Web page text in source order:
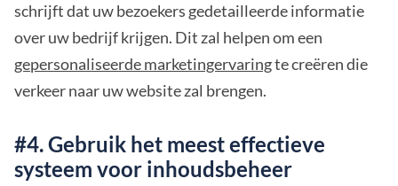
schrijft dat uw bezoekers gedetailleerde informatie
over uw bedrijf krijgen. Dit zal helpen om een
gepersonaliseerde marketingervaringte creëren die
verkeer naar uw website zal brengen.
#4. Gebruik het meest effectieve
systeem voor inhoudsbeheer